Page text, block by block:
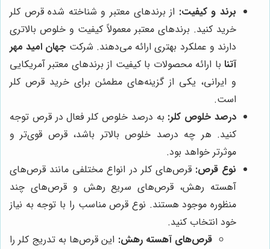
برند و کیفیت: از برندهای معتبر و شناخته شده قرص کلر
خرید کنید. برندهای معتبر معمولاً کیفیت و خلوص بالاتری
دارند و عملکرد بهتری ارائه می‌دهند. شرکت جهان امید مهر
آتنا با ارائه محصولات با کیفیت از برندهای معتبر آمریکایی
و ایرانی، یکی از گزینه‌های مطمئن برای خرید قرص کلر
است.
درصد خلوص کلر: به درصد خلوص کلر فعال در قرص توجه
کنید. هر چه درصد خلوص بالاتر باشد، قرص قوی‌تر و
موثرتر خواهد بود.
نوع قرص: قرص‌های کلر در انواع مختلفی مانند قرص‌های
آهسته رهش، قرص‌های سریع رهش و قرص‌های چند
منظوره موجود هستند. نوع قرص مناسب را با توجه به نیاز
خود انتخاب کنید.
قرص‌های آهسته رهش: این قرص‌ها به تدریج کلر را